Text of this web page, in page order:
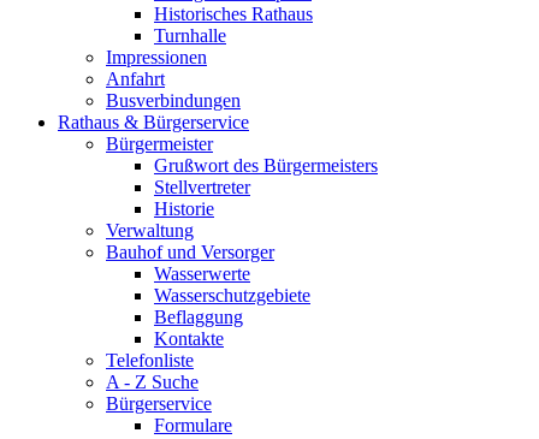
Historisches Rathaus
Turnhalle
Impressionen
Anfahrt
Busverbindungen
Rathaus & Bürgerservice
Bürgermeister
Grußwort des Bürgermeisters
Stellvertreter
Historie
Verwaltung
Bauhof und Versorger
Wasserwerte
Wasserschutzgebiete
Beflaggung
Kontakte
Telefonliste
A - Z Suche
Bürgerservice
Formulare